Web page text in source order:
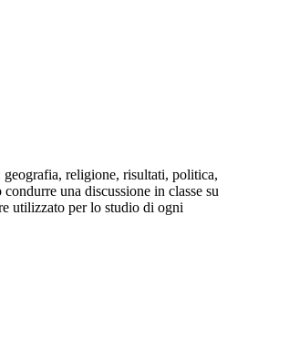
religione, risultati, politica,
una discussione in classe su
utilizzato per lo studio di ogni